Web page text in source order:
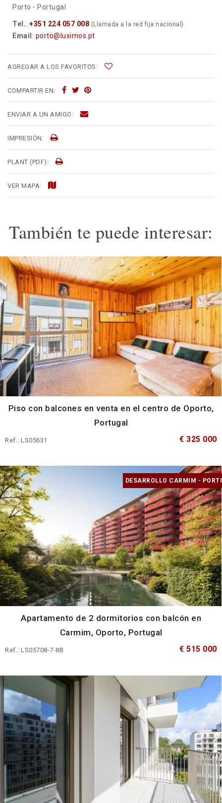
Porto - Portugal
Tel.: +351 224 057 008 (Llamada a la red fija nacional)
Email : porto@luximos.pt
AGREGAR A LOS FAVORITOS:
COMPARTIR EN:
ENVIAR A UN AMIGO:
IMPRESIÓN:
PLANT (PDF):
VER MAPA:
También te puede interesar:
Piso con balcones en venta en el centro de Oporto,
Portugal
Ref.: LS05631 € 325 000
DESARROLLO CARMIM -
Apartamento de 2 dormitorios con balcón en
Carmim, Oporto, Portugal
Ref.: LS05708-7-8B € 515 000